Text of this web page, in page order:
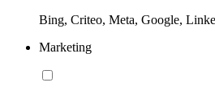
Bing, Criteo, Meta, Google,
Marketing